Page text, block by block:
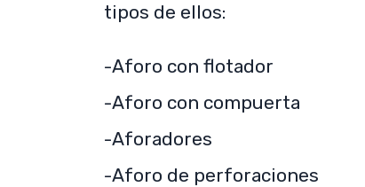
tipos de ellos:
-Aforo con flotador
-Aforo con compuerta
-Aforadores
-Aforo de perforaciones